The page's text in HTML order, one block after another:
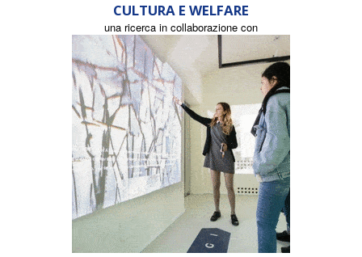
CULTURA E WELFARE
una ricerca in collaborazione con